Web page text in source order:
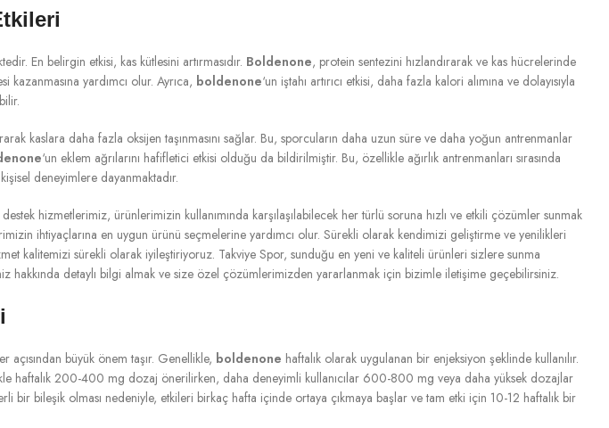
En belirgin etkisi, kas kütlesini artırmasıdır. Boldenone, protein sentezini hızlandırarak ve kas hücrelerinde
kazanmasına yardımcı olur. Ayrıca, boldenone‘un iştahı artırıcı etkisi, daha fazla kalori alımına ve dolayısıyla
kaslara daha fazla oksijen taşınmasını sağlar. Bu, sporcuların daha uzun süre ve daha yoğun antrenmanlar
‘un eklem ağrılarını hafifletici etkisi olduğu da bildirilmiştir. Bu, özellikle ağırlık antrenmanları sırasında
deneyimlere dayanmaktadır.
hizmetlerimiz, ürünlerimizin kullanımında karşılaşılabilecek her türlü soruna hızlı ve etkili çözümler sunmak
ihtiyaçlarına en uygun ürünü seçmelerine yardımcı olur. Sürekli olarak kendimizi geliştirme ve yenilikleri
kalitemizi sürekli olarak iyileştiriyoruz. Takviye Spor, sunduğu en yeni ve kaliteli ürünleri sizlere sunma
hakkında detaylı bilgi almak ve size özel çözümlerimizden yararlanmak için bizimle iletişime geçebilirsiniz.
büyük önem taşır. Genellikle, boldenone haftalık olarak uygulanan bir enjeksiyon şeklinde kullanılır.
haftalık 200-400 mg dozaj önerilirken, daha deneyimli kullanıcılar 600-800 mg veya daha yüksek dozajlar
bir bileşik olması nedeniyle, etkileri birkaç hafta içinde ortaya çıkmaya başlar ve tam etki için 10-12 haftalık bir